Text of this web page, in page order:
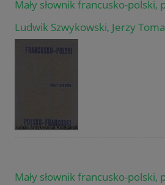
Mały słownik francusko-
Ludwik Szwykowski, Jerzy
Mały słownik francusko-